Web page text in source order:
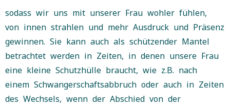
sodass wir uns mit unserer Frau wohler fühlen,
von innen strahlen und mehr Ausdruck und Präsenz
gewinnen. Sie kann auch als schützender Mantel
betrachtet werden in Zeiten, in denen unsere Frau
eine kleine Schutzhülle braucht, wie z.B. nach
einem Schwangerschaftsabbruch oder auch in Zeiten
des Wechsels, wenn der Abschied von der